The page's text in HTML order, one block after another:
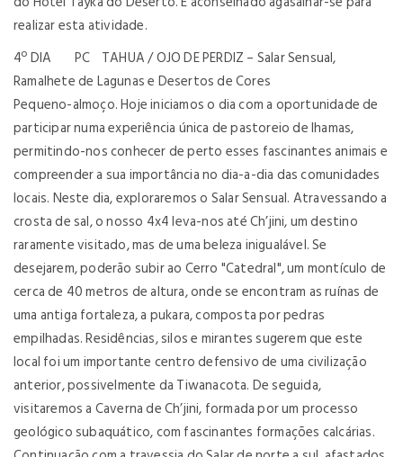
realizar esta atividade.
4º DIA PC TAHUA / OJO DE PERDIZ – Salar Sensual,
Ramalhete de Lagunas e Desertos de Cores
Pequeno-almoço. Hoje iniciamos o dia com a oportunidade de
participar numa experiência única de pastoreio de lhamas,
permitindo-nos conhecer de perto esses fascinantes animais e
compreender a sua importância no dia-a-dia das comunidades
locais. Neste dia, exploraremos o Salar Sensual. Atravessando a
crosta de sal, o nosso 4x4 leva-nos até Ch’jini, um destino
raramente visitado, mas de uma beleza inigualável. Se
desejarem, poderão subir ao Cerro "Catedral", um montículo de
cerca de 40 metros de altura, onde se encontram as ruínas de
uma antiga fortaleza, a pukara, composta por pedras
empilhadas. Residências, silos e mirantes sugerem que este
local foi um importante centro defensivo de uma civilização
anterior, possivelmente da Tiwanacota. De seguida,
visitaremos a Caverna de Ch’jini, formada por um processo
geológico subaquático, com fascinantes formações calcárias.